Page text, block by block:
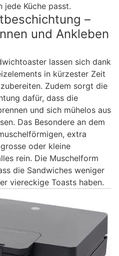
jede Küche passt.
–
und Ankleben
lassen sich dank
in kürzester Zeit
Zudem sorgt die
dafür, dass die
und sich mühelos aus
Das Besondere an dem
extra
oder kleine
rein. Die Muschelform
die Sandwiches weniger
viereckige Toasts haben.